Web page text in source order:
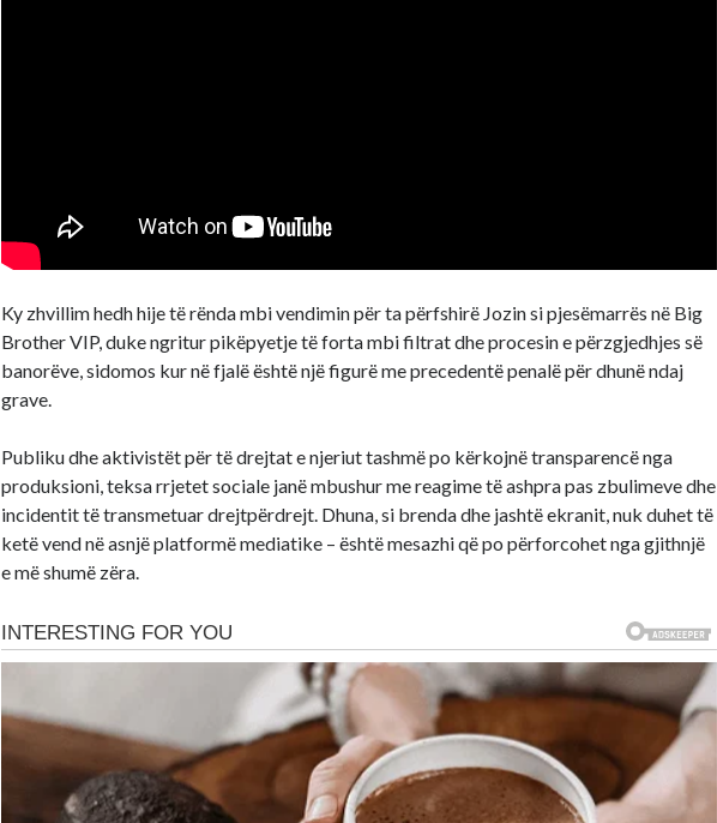
Ky zhvillim hedh hije të rënda mbi vendimin për ta përfshirë Jozin si pjesëmarrës në Big
Brother VIP, duke ngritur pikëpyetje të forta mbi filtrat dhe procesin e përzgjedhjes së
banorëve, sidomos kur në fjalë është një figurë me precedentë penalë për dhunë ndaj
grave.
Publiku dhe aktivistët për të drejtat e njeriut tashmë po kërkojnë transparencë nga
produksioni, teksa rrjetet sociale janë mbushur me reagime të ashpra pas zbulimeve dhe
incidentit të transmetuar drejtpërdrejt. Dhuna, si brenda dhe jashtë ekranit, nuk duhet të
ketë vend në asnjë platformë mediatike – është mesazhi që po përforcohet nga gjithnjë
e më shumë zëra.